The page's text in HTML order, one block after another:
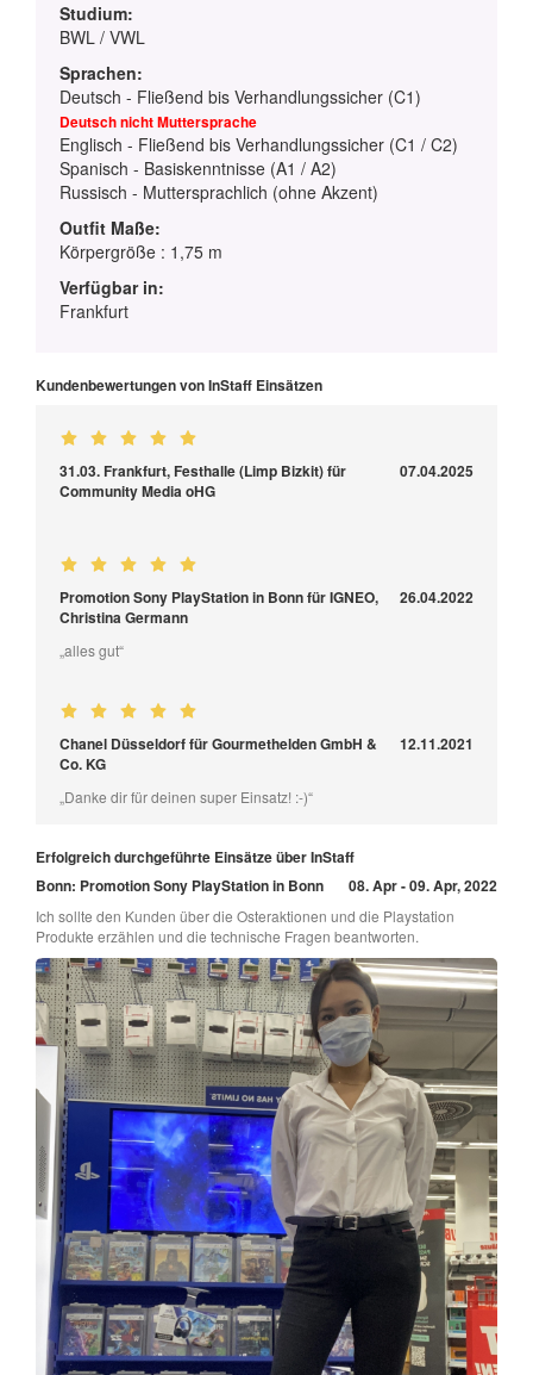
Studium:
BWL / VWL
Sprachen:
Deutsch - Fließend bis Verhandlungssicher (C1)
Deutsch nicht Muttersprache
Englisch - Fließend bis Verhandlungssicher (C1 / C2)
Spanisch - Basiskenntnisse (A1 / A2)
Russisch - Muttersprachlich (ohne Akzent)
Outfit Maße:
Körpergröße : 1,75 m
Verfügbar in:
Frankfurt
Kundenbewertungen von InStaff Einsätzen
31.03. Frankfurt, Festhalle (Limp Bizkit) für
Community Media oHG
07.04.2025
Promotion Sony PlayStation in Bonn für IGNEO,
Christina Germann
26.04.2022
„alles gut“
Chanel Düsseldorf für Gourmethelden GmbH &
Co. KG
12.11.2021
„Danke dir für deinen super Einsatz! :-)“
Erfolgreich durchgeführte Einsätze über InStaff
Bonn: Promotion Sony PlayStation in Bonn
08. Apr - 09. Apr, 2022
Ich sollte den Kunden über die Osteraktionen und die Playstation
Produkte erzählen und die technische Fragen beantworten.